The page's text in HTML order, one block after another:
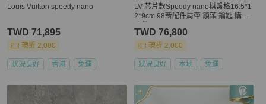
Louis Vuitton speedy nano
TWD 71,895
現折 2,000
狀況良好 香港 免運
LV 芯片款Speedy nano棋盤格16.5*1
2*9cm 98新配件肩帶 鎖頭 鑰匙 購證
TWD 76,800
現折 2,000
狀況良好 本地 免運